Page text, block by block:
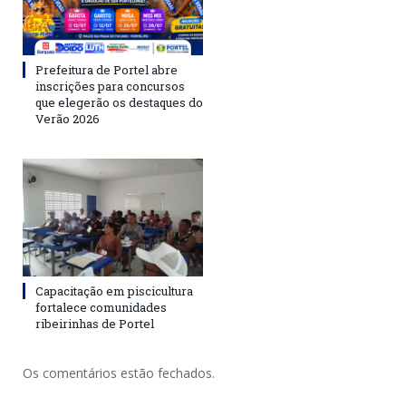
Prefeitura de Portel abre
inscrições para concursos
que elegerão os destaques do
Verão 2026
Capacitação em piscicultura
fortalece comunidades
ribeirinhas de Portel
Os comentários estão fechados.